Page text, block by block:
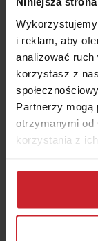
i reklam, aby
analizować
korzystasz z
Partnerzy mogą
otrzymanymi od
korzystania z ich
Dowiedz się
można się z
przetwarzamy
2024.08.30 •
Planujesz
odpowiednim
Chodzenie po
Polaków na
cieszyć się